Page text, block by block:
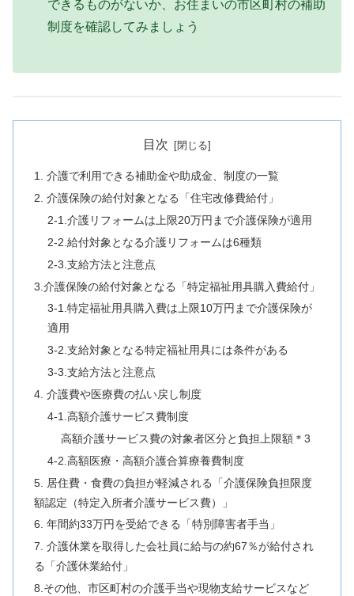
できるものがないか、お住まいの市区町村の補助
制度を確認してみましょう
目次
1. 介護で利用できる補助金や助成金、制度の一覧
2. 介護保険の給付対象となる「住宅改修費給付」
2-1.介護リフォームは上限20万円まで介護保険が適用
2-2.給付対象となる介護リフォームは6種類
2-3.支給方法と注意点
3.介護保険の給付対象となる「特定福祉用具購入費給付」
3-1.特定福祉用具購入費は上限10万円まで介護保険が
適用
3-2.支給対象となる特定福祉用具には条件がある
3-3.支給方法と注意点
4. 介護費や医療費の払い戻し制度
4-1.高額介護サービス費制度
高額介護サービス費の対象者区分と負担上限額＊3
4-2.高額医療・高額介護合算療養費制度
5. 居住費・食費の負担が軽減される「介護保険負担限度
額認定（特定入所者介護サービス費）」
6. 年間約33万円を受給できる「特別障害者手当」
7. 介護休業を取得した会社員に給与の約67％が給付され
る「介護休業給付」
8.その他、市区町村の介護手当や現物支給サービスなど